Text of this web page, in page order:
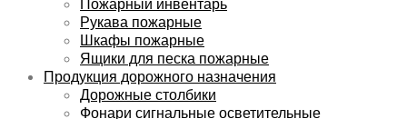
Рукава пожарные
Шкафы пожарные
Ящики для песка пожарные
Продукция дорожного назначения
Дорожные столбики
Фонари сигнальные осветительные